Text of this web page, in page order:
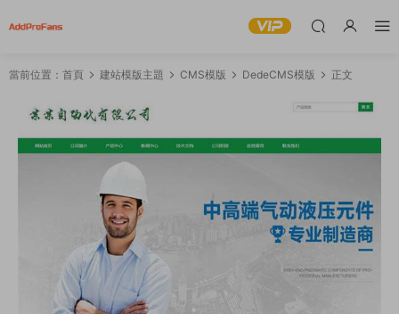
當前位置： 首頁 建站模版主題 CMS模版 DedeCMS模版 正文